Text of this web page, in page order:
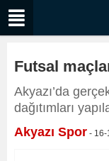
Futsal
​​​​​​​Akyazı’da
dağıtımları
Akyazı Spor - 16-